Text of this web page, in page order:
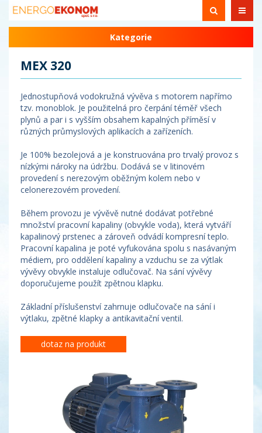
Kategorie
MEX 320
Jednostupňová vodokružná vývěva s motorem napřímo
tzv. monoblok. Je použitelná pro čerpání téměř všech
plynů a par i s vyšším obsahem kapalných příměsí v
různých průmyslových aplikacích a zařízeních.
Je 100% bezolejová a je konstruována pro trvalý provoz s
nízkými nároky na údržbu. Dodává se v litinovém
provedení s nerezovým oběžným kolem nebo v
celonerezovém provedení.
Během provozu je vývěvě nutné dodávat potřebné
množství pracovní kapaliny (obvykle voda), která vytváří
kapalinový prstenec a zároveň odvádí kompresní teplo.
Pracovní kapalina je poté vyfukována spolu s nasávaným
médiem, pro oddělení kapaliny a vzduchu se za výtlak
vývěvy obvykle instaluje odlučovač. Na sání vývěvy
doporučujeme použít zpětnou klapku.
Základní příslušenství zahrnuje odlučovače na sání i
výtlaku, zpětné klapky a antikavitační ventil.
dotaz na produkt